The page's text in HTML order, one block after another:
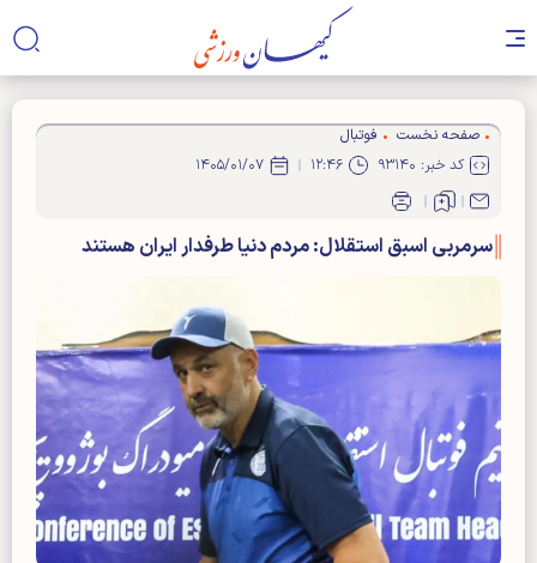
صفحه نخست
فوتبال
کد خبر: ۹۳۱۴۰
۱۲:۴۶ ۱۴۰۵/۰۱/۰۷
سرمربی اسبق استقلال: مردم دنیا طرفدار ایران هستند